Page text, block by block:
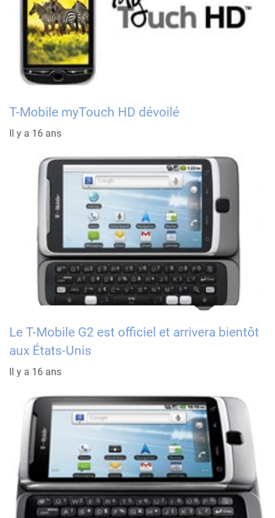
T-Mobile myTouch HD dévoilé
Il y a 16 ans
Le T-Mobile G2 est officiel et arrivera bientôt
aux États-Unis
Il y a 16 ans